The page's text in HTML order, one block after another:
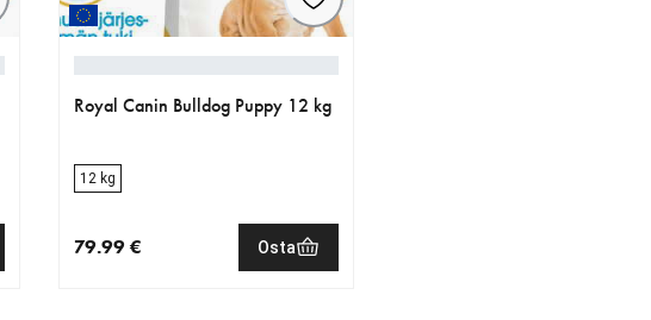
Royal Canin Bulldog Puppy 12 kg
12 kg
79.99 € Osta